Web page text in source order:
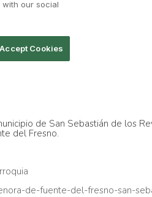
de San Sebastián de los
del Fresno.
de-fuente-del-fresno-san-